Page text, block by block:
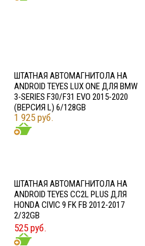
ШТАТНАЯ АВТОМАГНИТОЛА НА
ANDROID TEYES LUX ONE ДЛЯ BMW
3-SERIES F30/F31 EVO 2015-2020
(ВЕРСИЯ L) 6/128GB
1 925 руб.
ШТАТНАЯ АВТОМАГНИТОЛА НА
ANDROID TEYES CC2L PLUS ДЛЯ
HONDA CIVIC 9 FK FB 2012-2017
2/32GB
525 руб.